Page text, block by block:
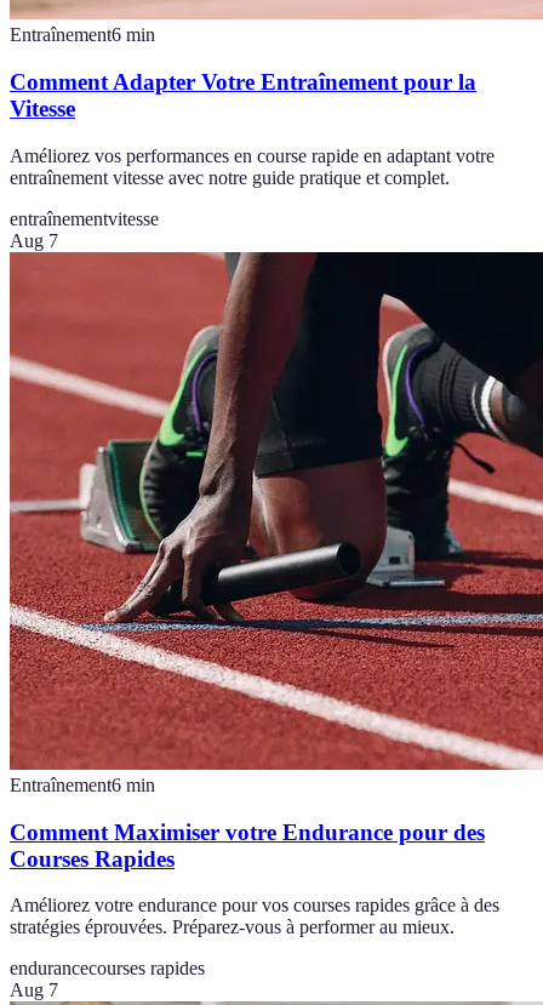
Entraînement6 min
Comment Adapter Votre Entraînement pour la
Vitesse
Améliorez vos performances en course rapide en adaptant votre
entraînement vitesse avec notre guide pratique et complet.
entraînementvitesse
Aug 7
Entraînement6 min
Comment Maximiser votre Endurance pour des
Courses Rapides
Améliorez votre endurance pour vos courses rapides grâce à des
stratégies éprouvées. Préparez-vous à performer au mieux.
endurancecourses rapides
Aug 7